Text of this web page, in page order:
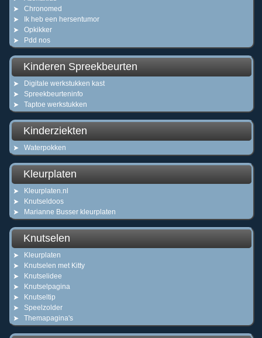
Chronomed
Ik heb een hersentumor
Opkikker
Pdd nos
Kinderen Spreekbeurten
Digitale werkstukken kast
Spreekbeurteninfo
Taptoe werkstukken
Kinderziekten
Waterpokken
Kleurplaten
Kleurplaten.nl
Knutseldoos
Marianne Busser kleurplaten
Knutselen
Kleurplaten
Knutselen met Kitty
Knutselidee
Knutselpagina
Knutseltip
Speelzolder
Themapagina's